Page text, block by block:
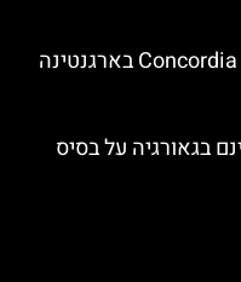
בגאורגיה על בסיס